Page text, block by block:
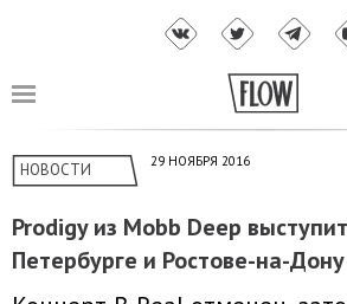
НОВОСТИ 29 НОЯБРЯ 2016
Prodigy из Mobb Deep
Петербурге и Ростове-на-Дону